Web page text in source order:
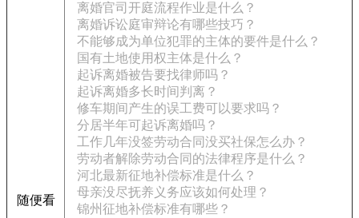
随便看
离婚官司开庭流程作业是什么？
离婚诉讼庭审辩论有哪些技巧？
不能够成为单位犯罪的主体的要件是什么？
国有土地使用权主体是什么？
起诉离婚被告要找律师吗？
起诉离婚多长时间判离？
修车期间产生的误工费可以要求吗？
分居半年可起诉离婚吗？
工作几年没签劳动合同没买社保怎么办？
劳动者解除劳动合同的法律程序是什么？
河北最新征地补偿标准是什么？
母亲没尽抚养义务应该如何处理？
锦州征地补偿标准有哪些？